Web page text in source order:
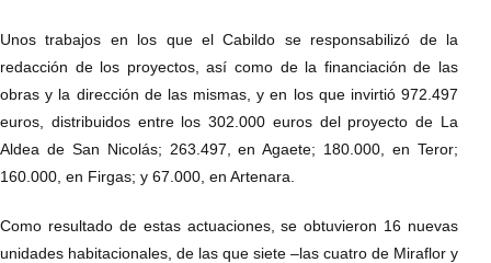
Unos trabajos en los que el Cabildo se responsabilizó de la
redacción de los proyectos, así como de la financiación de las
obras y la dirección de las mismas, y en los que invirtió 972.497
euros, distribuidos entre los 302.000 euros del proyecto de La
Aldea de San Nicolás; 263.497, en Agaete; 180.000, en Teror;
160.000, en Firgas; y 67.000, en Artenara.
Como resultado de estas actuaciones, se obtuvieron 16 nuevas
unidades habitacionales, de las que siete –las cuatro de Miraflor y